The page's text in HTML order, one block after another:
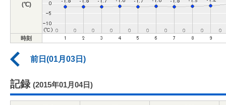
(℃)
時刻
前日(01月03日)
記録 (2015年01月04日)